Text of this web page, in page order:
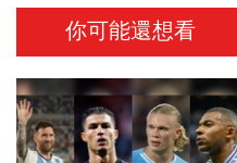
你可能還想看